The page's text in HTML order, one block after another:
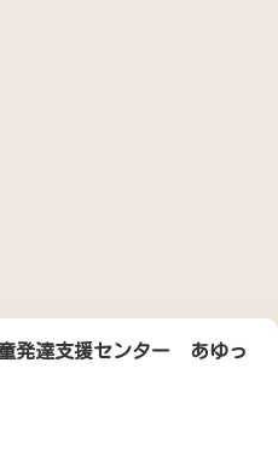
発達支援センター あゆっ